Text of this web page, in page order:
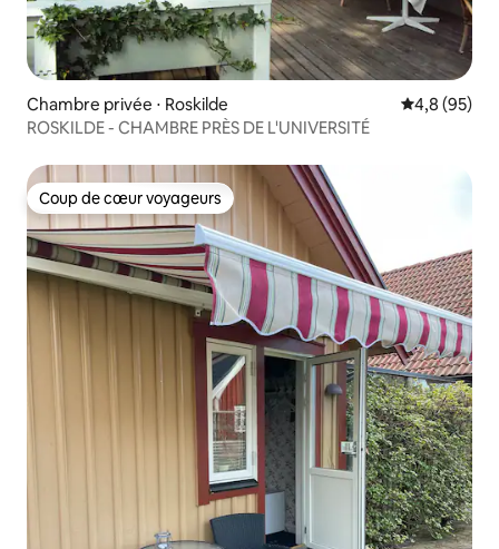
Chambre privée ⋅ Roskilde Évaluation
4,8 (95)
ROSKILDE - CHAMBRE PRÈS DE L'UNIVERSITÉ
Coup de cœur voyageurs
Coup de cœur voyageurs